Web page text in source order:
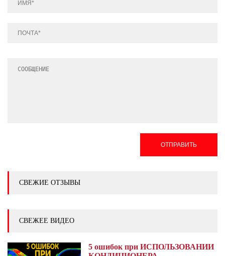
ОТПРАВИТЬ
СВЕЖИЕ ОТЗЫВЫ
СВЕЖЕЕ ВИДЕО
5 ошибок при ИСПОЛЬЗОВАНИИ